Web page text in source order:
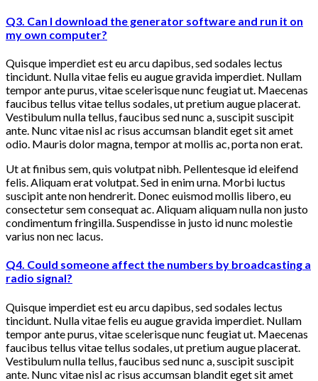
Q3. Can I download the generator software and run it on
my own computer?
Quisque imperdiet est eu arcu dapibus, sed sodales lectus
tincidunt. Nulla vitae felis eu augue gravida imperdiet. Nullam
tempor ante purus, vitae scelerisque nunc feugiat ut. Maecenas
faucibus tellus vitae tellus sodales, ut pretium augue placerat.
Vestibulum nulla tellus, faucibus sed nunc a, suscipit suscipit
ante. Nunc vitae nisl ac risus accumsan blandit eget sit amet
odio. Mauris dolor magna, tempor at mollis ac, porta non erat.
Ut at finibus sem, quis volutpat nibh. Pellentesque id eleifend
felis. Aliquam erat volutpat. Sed in enim urna. Morbi luctus
suscipit ante non hendrerit. Donec euismod mollis libero, eu
consectetur sem consequat ac. Aliquam aliquam nulla non justo
condimentum fringilla. Suspendisse in justo id nunc molestie
varius non nec lacus.
Q4. Could someone affect the numbers by broadcasting a
radio signal?
Quisque imperdiet est eu arcu dapibus, sed sodales lectus
tincidunt. Nulla vitae felis eu augue gravida imperdiet. Nullam
tempor ante purus, vitae scelerisque nunc feugiat ut. Maecenas
faucibus tellus vitae tellus sodales, ut pretium augue placerat.
Vestibulum nulla tellus, faucibus sed nunc a, suscipit suscipit
ante. Nunc vitae nisl ac risus accumsan blandit eget sit amet